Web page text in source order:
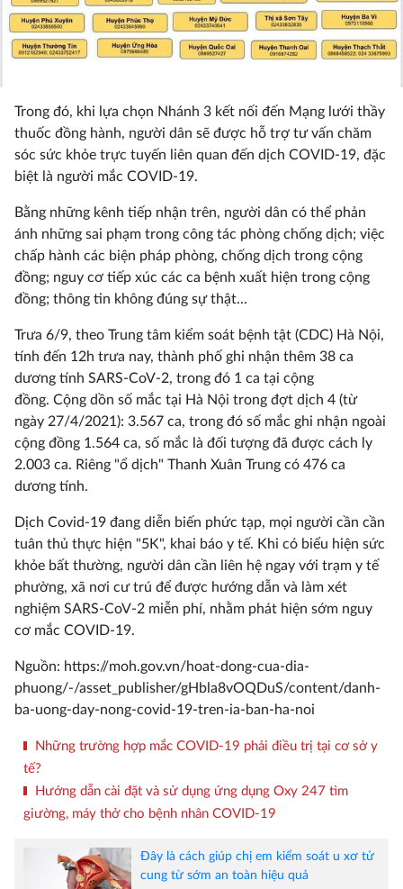
Trong đó, khi lựa chọn Nhánh 3 kết nối đến Mạng lưới thầy
thuốc đồng hành, người dân sẽ được hỗ trợ tư vấn chăm
sóc sức khỏe trực tuyến liên quan đến dịch COVID-19, đặc
biệt là người mắc COVID-19.
Bằng những kênh tiếp nhận trên, người dân có thể phản
ánh những sai phạm trong công tác phòng chống dịch; việc
chấp hành các biện pháp phòng, chống dịch trong cộng
đồng; nguy cơ tiếp xúc các ca bệnh xuất hiện trong cộng
đồng; thông tin không đúng sự thật...
Trưa 6/9, theo Trung tâm kiểm soát bệnh tật (CDC) Hà Nội,
tính đến 12h trưa nay, thành phố ghi nhận thêm 38 ca
dương tính SARS-CoV-2, trong đó 1 ca tại cộng
đồng. Cộng dồn số mắc tại Hà Nội trong đợt dịch 4 (từ
ngày 27/4/2021): 3.567 ca, trong đó số mắc ghi nhận ngoài
cộng đồng 1.564 ca, số mắc là đối tượng đã được cách ly
2.003 ca. Riêng "ổ dịch" Thanh Xuân Trung có 476 ca
dương tính.
Dịch Covid-19 đang diễn biến phức tạp, mọi người cần cần
tuân thủ thực hiện "5K", khai báo y tế. Khi có biểu hiện sức
khỏe bất thường, người dân cần liên hệ ngay với trạm y tế
phường, xã nơi cư trú để được hướng dẫn và làm xét
nghiệm SARS-CoV-2 miễn phí, nhằm phát hiện sớm nguy
cơ mắc COVID-19.
Nguồn: https://moh.gov.vn/hoat-dong-cua-dia-
phuong/-/asset_publisher/gHbla8vOQDuS/content/danh-
ba-uong-day-nong-covid-19-tren-ia-ban-ha-noi
Những trường hợp mắc COVID-19 phải điều trị tại cơ sở y
tế?
Hướng dẫn cài đặt và sử dụng ứng dụng Oxy 247 tìm
giường, máy thở cho bệnh nhân COVID-19
Đây là cách giúp chị em kiểm soát u xơ tử
cung từ sớm an toàn hiệu quả